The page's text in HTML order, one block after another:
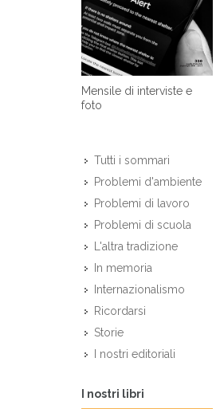
Mensile di interviste e
foto
Tutti i sommari
Problemi d'ambiente
Problemi di lavoro
Problemi di scuola
L'altra tradizione
In memoria
Internazionalismo
Ricordarsi
Storie
I nostri editoriali
I nostri libri